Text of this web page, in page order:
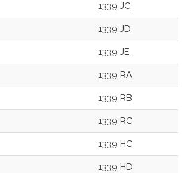
1339 JC
1339 JD
1339 JE
1339 RA
1339 RB
1339 RC
1339 HC
1339 HD